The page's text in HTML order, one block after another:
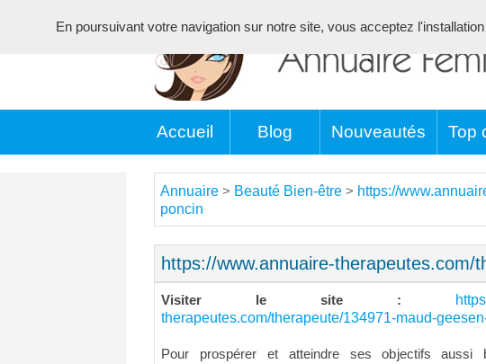
Accueil Blog Nouveautés Top
Annuaire > Beauté Bien-être > https://
poncin
https://www.annuaire-
Visiter le site :
therapeutes.com/therapeute/134971-maud-
Pour prospérer et atteindre ses objectifs
En poursuivant votre navigation sur notre site, vous acceptez